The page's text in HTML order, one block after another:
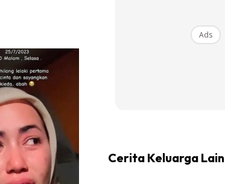
Ads
Cerita Keluarga Lain